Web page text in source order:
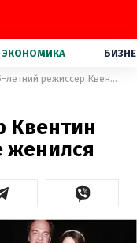
ЭКОНОМИКА
55-летний режиссер Квентин Тарантино впервые женился
Квентин
женился